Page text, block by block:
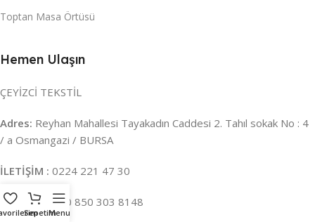
Toptan Masa Örtüsü
Hemen Ulaşın
ÇEYİZCİ TEKSTİL
Adres: Reyhan Mahallesi Tayakadın Caddesi 2. Tahıl sokak No : 4
/ a Osmangazi / BURSA
İLETİŞİM : 0224 221 47 30
WHATSAPP :0 850 303 8148
SepetimMenu